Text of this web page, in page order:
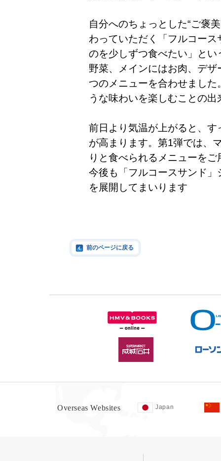
自分へのちょっとした“ご褒
わっていただく「フルコー
のを少しずつ食べたい」と
野菜、メインにはお肉、デ
つのメニューを合わせまし
うな味わいを楽しむことの
前日より気温が上がると、
が高まります。第1弾では、
りと食べられるメニューを
今後も「フルコースサンド
を展開してまいります
前のページに戻る
Overseas Websites Japan